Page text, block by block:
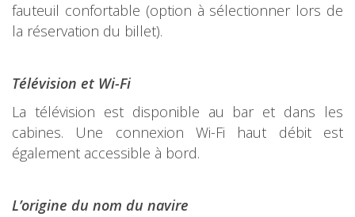
fauteuil confortable (option à sélectionner lors de
la réservation du billet).
Télévision et Wi-Fi
La télévision est disponible au bar et dans les
cabines. Une connexion Wi-Fi haut débit est
également accessible à bord.
L’origine du nom du navire